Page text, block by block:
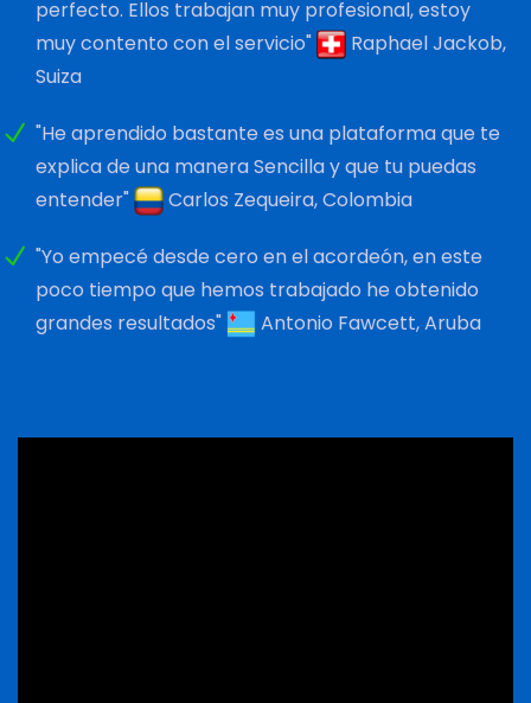
perfecto. Ellos trabajan muy profesional, estoy
muy contento con el servicio"
Raphael Jackob,
Suiza
"He aprendido bastante es una plataforma que te
explica de una manera Sencilla y que tu puedas
entender"
Carlos Zequeira, Colombia
"Yo empecé desde cero en el acordeón, en este
poco tiempo que hemos trabajado he obtenido
grandes resultados"
Antonio Fawcett, Aruba